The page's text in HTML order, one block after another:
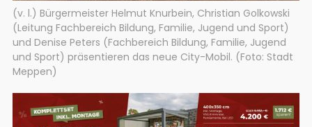
(v. l.) Bürgermeister Helmut Knurbein, Christian Golkowski
(Leitung Fachbereich Bildung, Familie, Jugend und Sport)
und Denise Peters (Fachbereich Bildung, Familie, Jugend
und Sport) präsentieren das neue City-Mobil. (Foto: Stadt
Meppen)